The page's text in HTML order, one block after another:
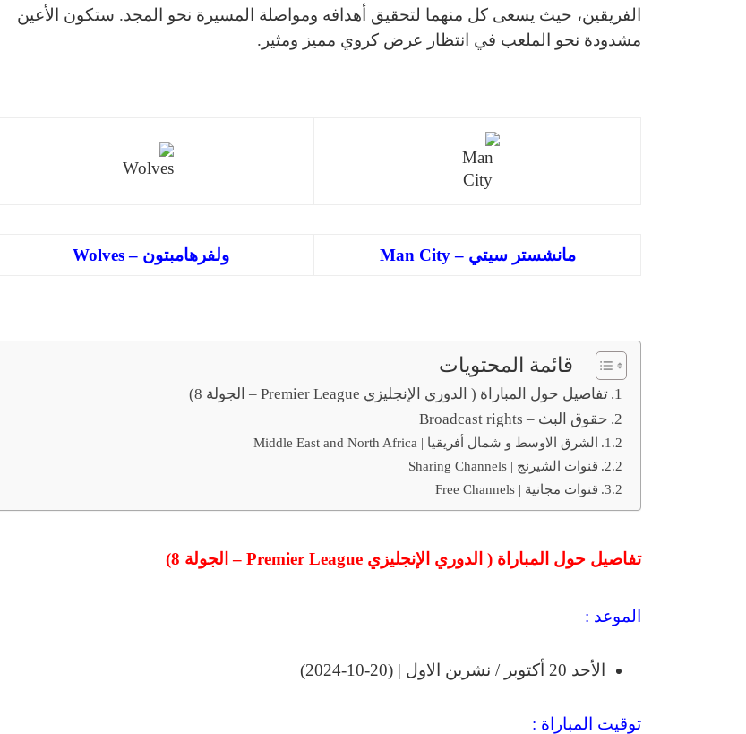
الفريقين، حيث يسعى كل منهما لتحقيق أهدافه ومواصلة المسيرة نحو المجد. ستكون الأعين
مشدودة نحو الملعب في انتظار عرض كروي مميز ومثير.
مانشستر سيتي – Man City ولفرهامبتون – Wolves
قائمة المحتويات
تفاصيل حول المباراة ( الدوري الإنجليزي Premier League – الجولة 8)
حقوق البث – Broadcast rights
الشرق الاوسط و شمال أفريقيا | Middle East and North Africa
قنوات الشيرنج | Sharing Channels
قنوات مجانية | Free Channels
تفاصيل حول المباراة ( الدوري الإنجليزي Premier League – الجولة 8)
الموعد :
الأحد 20 أكتوبر / نشرين الاول | (20-10-2024)
توقيت المباراة :